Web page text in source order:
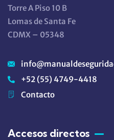
Torre A Piso 10 B
Lomas de Santa Fe
CDMX – 05348
+52 (55) 4749-4418
Contacto
Accesos directos